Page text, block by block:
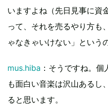
いますよね（先日見事に資
って、それを売るやり方も
ゃなきゃいけない」という
mus.hiba ：そうですね。
も面白い音楽は沢山あるし
ると思います。